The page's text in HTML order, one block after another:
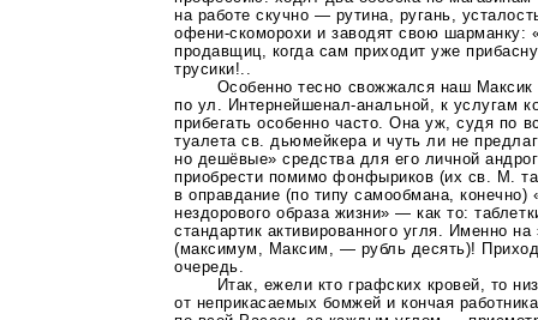
на работе скучно — рутина, ругань,
офени-скоморохи и заводят свою шарманку:
продавщиц, когда сам приходит уже
трусики!..
Особенно тесно свожжался наш Максик
по ул. Интернейшенал-анальной, к услугам
прибегать особенно часто. Она уж, судя по
туалета св. дьюмейкера и чуть ли не
но дешёвые» средства для его личной
приобрести помимо фонфыриков (их св. М.
в оправдание (по типу самообмана, конечно)
нездорового образа жизни» — как то:
стандартик активированного угля. Именно
(максимум, Максим, — рубль десять)!
очередь.
Итак, ежели кто графских кровей, то
от неприкасаемых бомжей и кончая